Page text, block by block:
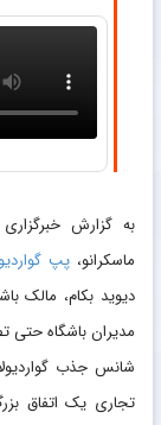
به گزارش
ماسکرانو،پپ
دیوید بکام، مالک
مدیران باشگاه حتی
شانس جذب